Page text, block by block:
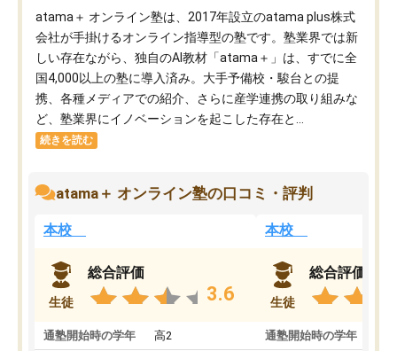
atama＋ オンライン塾は、2017年設立のatama plus株式
会社が手掛けるオンライン指導型の塾です。塾業界では新
しい存在ながら、独自のAI教材「atama＋」は、すでに全
国4,000以上の塾に導入済み。大手予備校・駿台との提
携、各種メディアでの紹介、さらに産学連携の取り組みな
ど、塾業界にイノベーションを起こした存在と...
続きを読む
atama＋ オンライン塾の口コミ・評判
本校
生徒
総合評価
3.6
通塾開始時の学年 高2
本校
生徒
総合評価
通塾開始時の学年